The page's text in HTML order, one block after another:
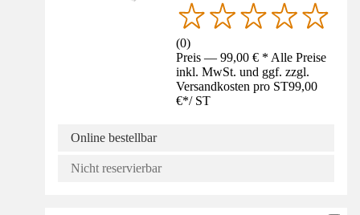
(0)
Preis — 99,00 € * Alle Preise
inkl. MwSt. und ggf. zzgl.
Versandkosten pro ST99,00
€*/ ST
Online bestellbar
Nicht reservierbar